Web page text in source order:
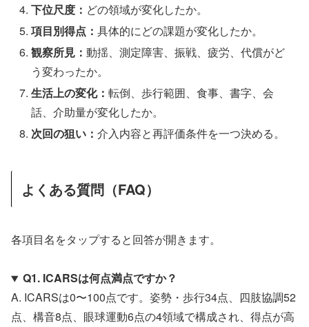
下位尺度： どの領域が変化したか。
項目別得点：具体的にどの課題が変化したか。
観察所見：動揺、測定障害、振戦、疲労、代償がど
う変わったか。
生活上の変化：転倒、歩行範囲、食事、書字、会
話、介助量が変化したか。
次回の狙い：介入内容と再評価条件を一つ決める。
よくある質問（FAQ）
各項目名をタップすると回答が開きます。
Q1. ICARSは何点満点ですか？
A. ICARSは0〜100点です。姿勢・歩行34点、四肢協調52
点、構音8点、眼球運動6点の4領域で構成され、得点が高